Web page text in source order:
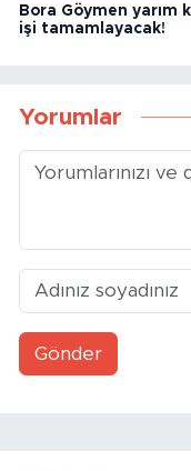
Bora Göymen yarım
işi tamamlayacak!
Yorumlar
Gönder